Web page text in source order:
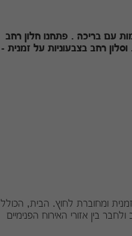
החדש תכנון ועיצוב בית ברמת השרון -שחור הוא הלבן החדש - בית מפנק 3 קומות עם בריכה . פתחנו חלון רחב
רחב בצבעוניות על זמנית -
ומחוברת לחוץ. הבית, הכולל
בין אזורי האירוח הפנימיים